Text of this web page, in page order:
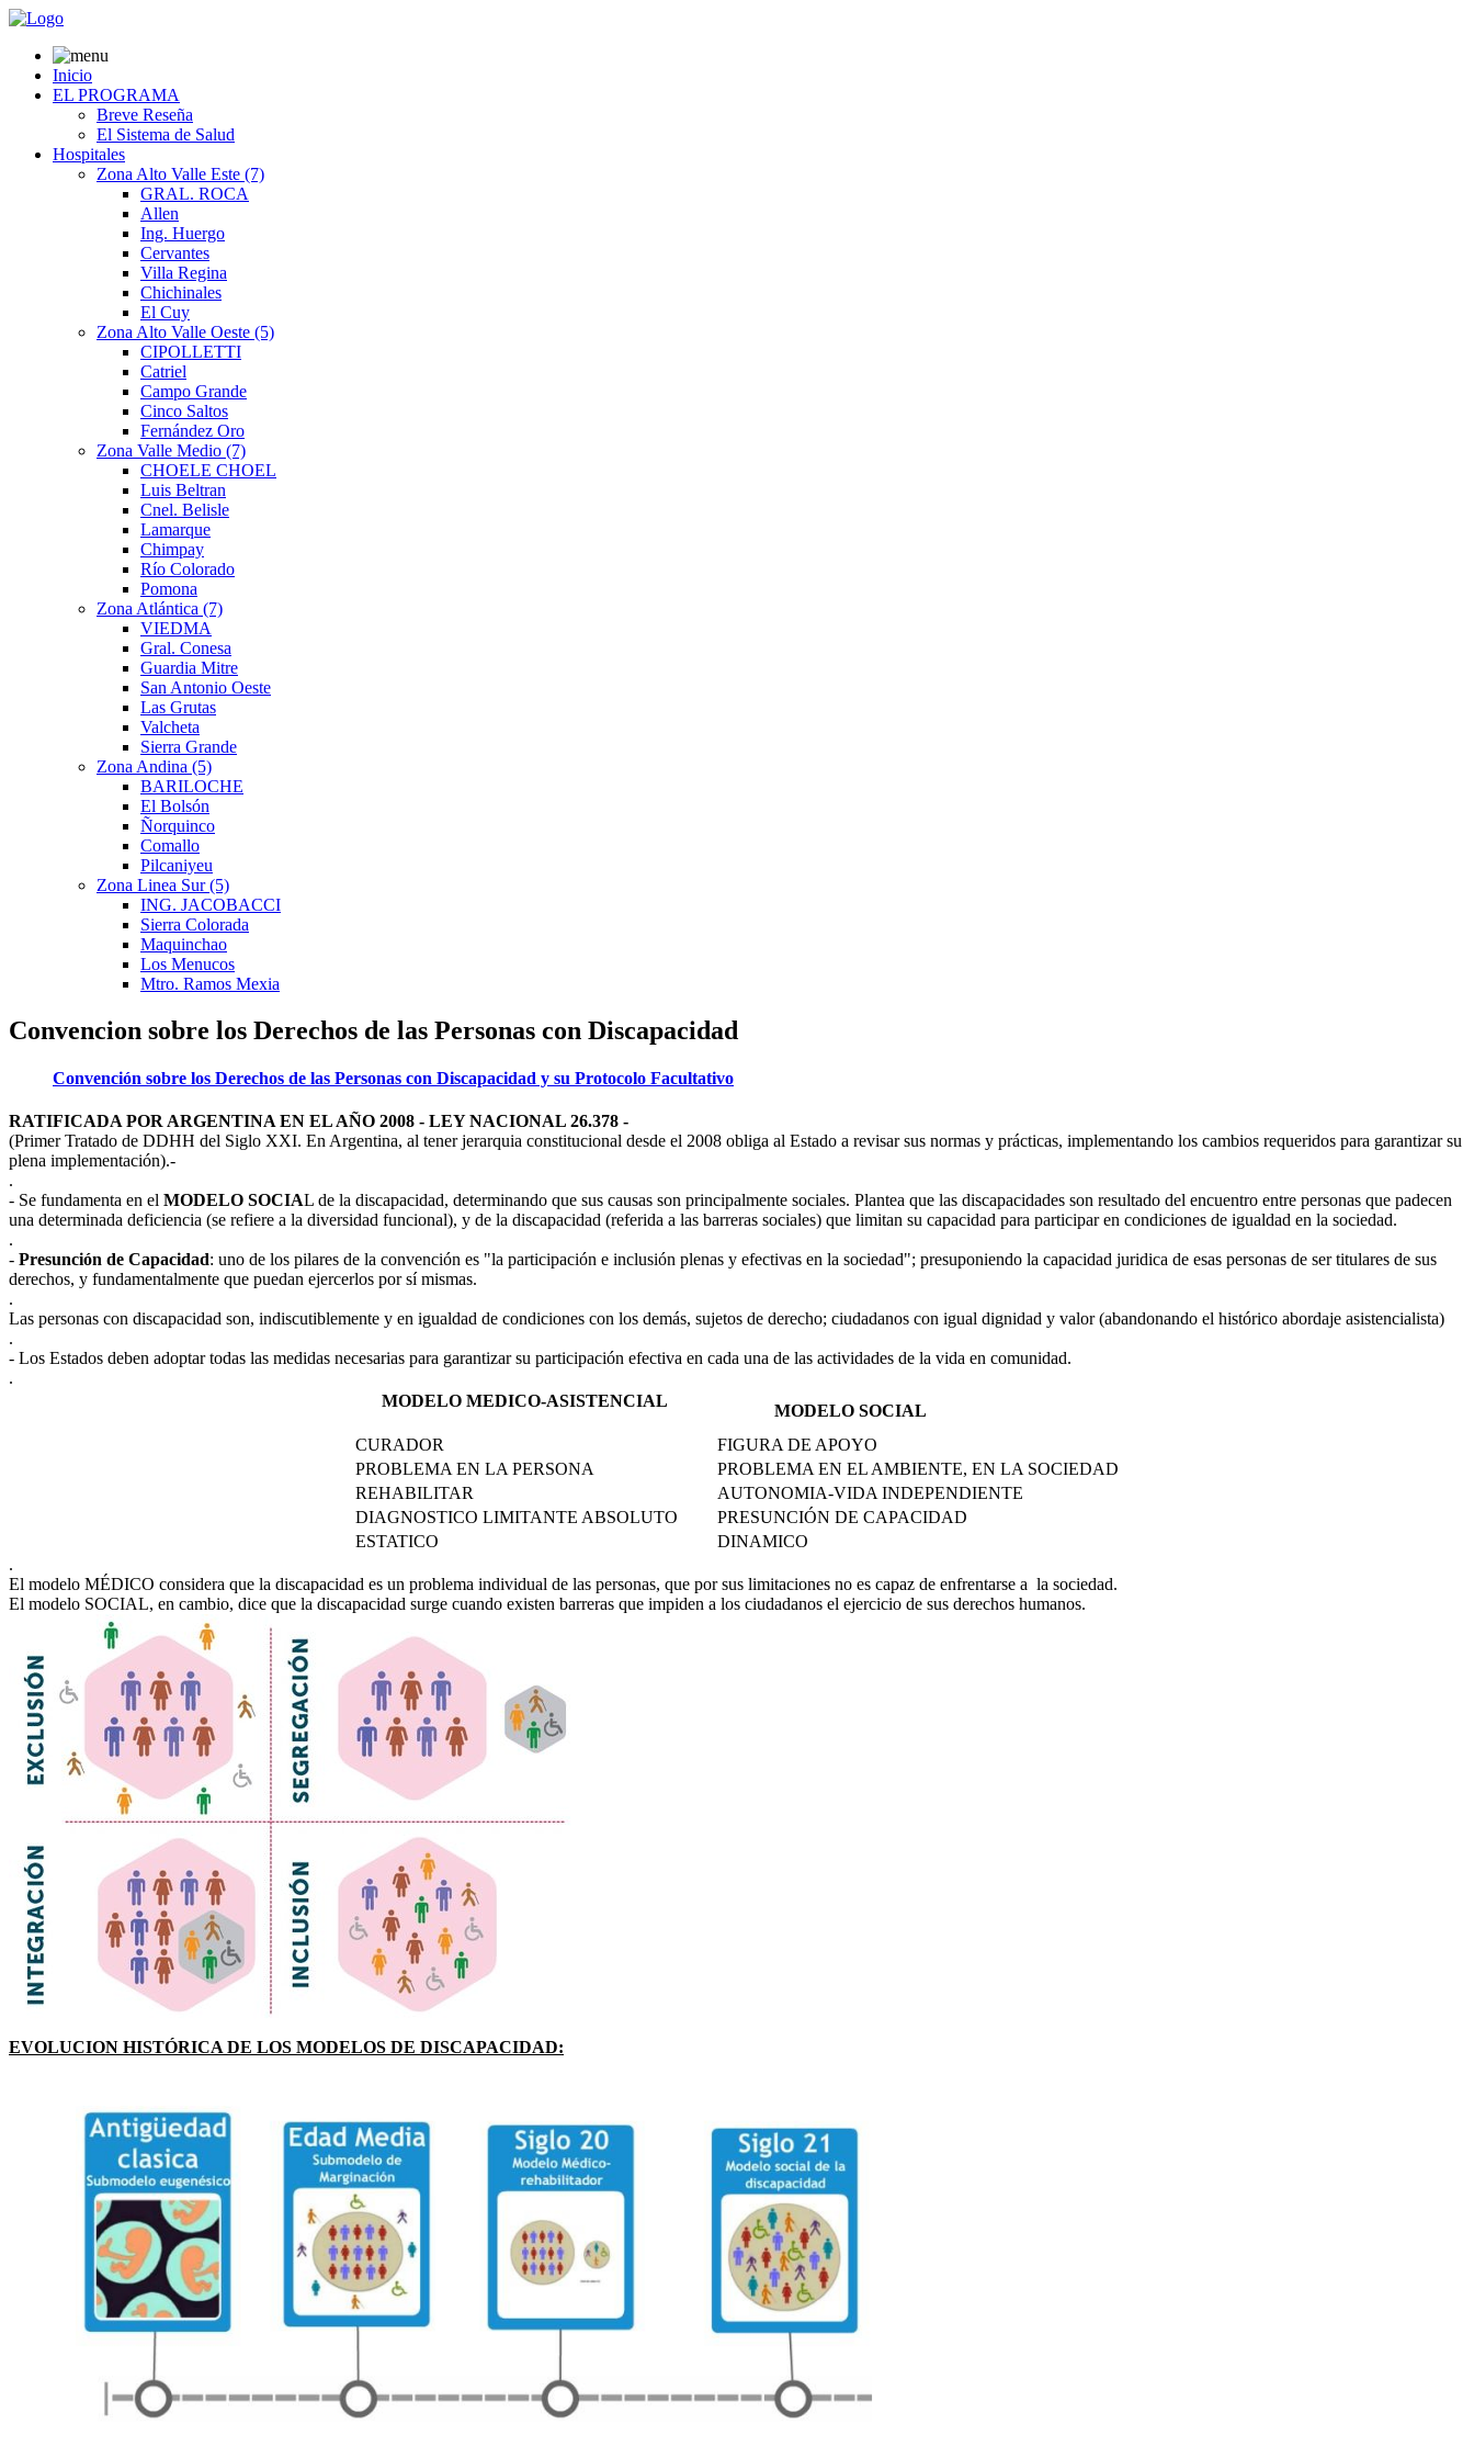
Inicio
EL PROGRAMA
Breve Reseña
El Sistema de Salud
Hospitales
Zona Alto Valle Este (7)
GRAL. ROCA
Allen
Ing. Huergo
Cervantes
Villa Regina
Chichinales
El Cuy
Zona Alto Valle Oeste (5)
CIPOLLETTI
Catriel
Campo Grande
Cinco Saltos
Fernández Oro
Zona Valle Medio (7)
CHOELE CHOEL
Luis Beltran
Cnel. Belisle
Lamarque
Chimpay
Río Colorado
Pomona
Zona Atlántica (7)
VIEDMA
Gral. Conesa
Guardia Mitre
San Antonio Oeste
Las Grutas
Valcheta
Sierra Grande
Zona Andina (5)
BARILOCHE
El Bolsón
Ñorquinco
Comallo
Pilcaniyeu
Zona Linea Sur (5)
ING. JACOBACCI
Sierra Colorada
Maquinchao
Los Menucos
Mtro. Ramos Mexia
Convencion sobre los Derechos de las Personas con Discapacidad
Convención sobre los Derechos de las Personas con Discapacidad y su Protocolo Facultativo
RATIFICADA POR ARGENTINA EN EL AÑO 2008 - LEY NACIONAL 26.378 -
(Primer Tratado de DDHH del Siglo XXI. En Argentina, al tener jerarquia constitucional desde el 2008 obliga al Estado a revisar sus normas y prácticas, implementando los cambios requeridos para garantizar su
plena implementación).-
.
- Se fundamenta en el MODELO SOCIAL de la discapacidad, determinando que sus causas son principalmente sociales. Plantea que las discapacidades son resultado del encuentro entre personas que padecen
una determinada deficiencia (se refiere a la diversidad funcional), y de la discapacidad (referida a las barreras sociales) que limitan su capacidad para participar en condiciones de igualdad en la sociedad.
.
- Presunción de Capacidad: uno de los pilares de la convención es "la participación e inclusión plenas y efectivas en la sociedad"; presuponiendo la capacidad juridica de esas personas de ser titulares de sus
derechos, y fundamentalmente que puedan ejercerlos por sí mismas.
.
Las personas con discapacidad son, indiscutiblemente y en igualdad de condiciones con los demás, sujetos de derecho; ciudadanos con igual dignidad y valor (abandonando el histórico abordaje asistencialista)
.
- Los Estados deben adoptar todas las medidas necesarias para garantizar su participación efectiva en cada una de las actividades de la vida en comunidad.
.
MODELO MEDICO-ASISTENCIAL
MODELO SOCIAL
CURADOR
FIGURA DE APOYO
PROBLEMA EN LA PERSONA
PROBLEMA EN EL AMBIENTE, EN LA SOCIEDAD
REHABILITAR
AUTONOMIA-VIDA INDEPENDIENTE
DIAGNOSTICO LIMITANTE ABSOLUTO
PRESUNCIÓN DE CAPACIDAD
ESTATICO
DINAMICO
.
El modelo MÉDICO considera que la discapacidad es un problema individual de las personas, que por sus limitaciones no es capaz de enfrentarse a la sociedad.
El modelo SOCIAL, en cambio, dice que la discapacidad surge cuando existen barreras que impiden a los ciudadanos el ejercicio de sus derechos humanos.
EVOLUCION HISTÓRICA DE LOS MODELOS DE DISCAPACIDAD: